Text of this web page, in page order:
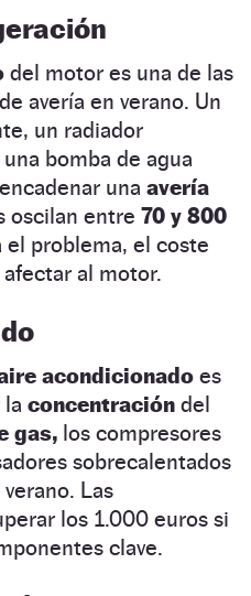
del motor es una de las
avería en verano. Un
un radiador
bomba de agua
una avería
oscilan entre 70 y 800
el problema, el coste
afectar al motor.
acondicionado es
concentración del
gas, los compresores
sobrecalentados
Las
los 1.000 euros si
clave.